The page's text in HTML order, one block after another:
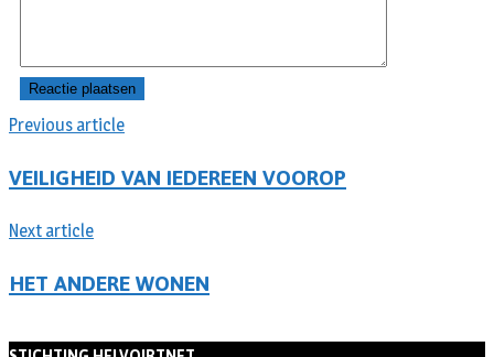
Previous article
VEILIGHEID VAN IEDEREEN VOOROP
Next article
HET ANDERE WONEN